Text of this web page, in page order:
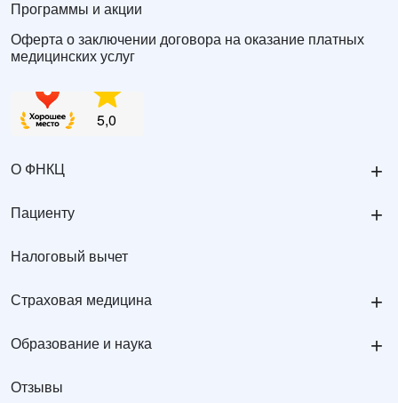
Программы и акции
Оферта о заключении договора на оказание платных
медицинских услуг
О ФНКЦ +
Пациенту +
Налоговый вычет
Страховая медицина +
Образование и наука +
Отзывы